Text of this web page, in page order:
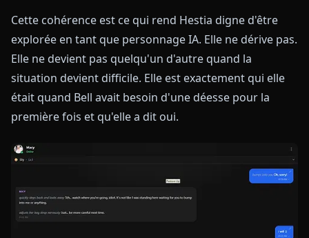
Cette cohérence est ce qui rend Hestia digne d'être
explorée en tant que personnage IA. Elle ne dérive pas.
Elle ne devient pas quelqu'un d'autre quand la
situation devient difficile. Elle est exactement qui elle
était quand Bell avait besoin d'une déesse pour la
première fois et qu'elle a dit oui.